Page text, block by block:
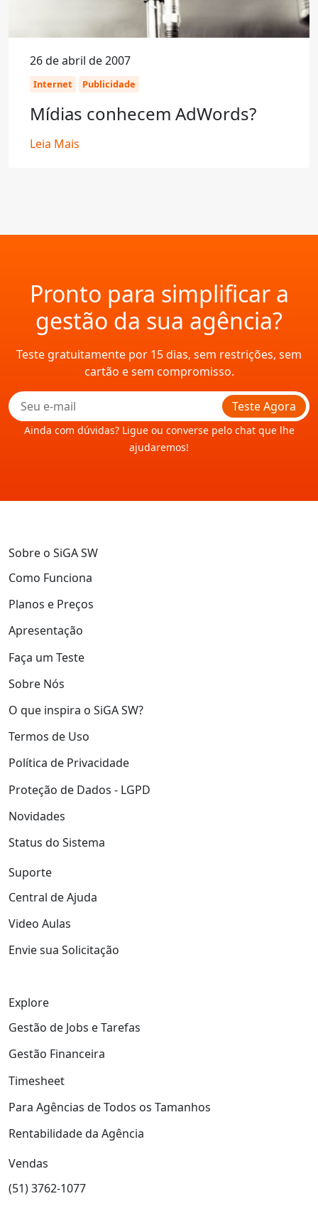
26 de abril de 2007
Internet Publicidade
Mídias conhecem AdWords?
Leia Mais
Pronto para simplificar a
gestão da sua agência?
Teste gratuitamente por 15 dias, sem restrições, sem
cartão e sem compromisso.
Teste Agora
Ainda com dúvidas? Ligue ou converse pelo chat que lhe
ajudaremos!
Sobre o SiGA SW
Como Funciona
Planos e Preços
Apresentação
Faça um Teste
Sobre Nós
O que inspira o SiGA SW?
Termos de Uso
Política de Privacidade
Proteção de Dados - LGPD
Novidades
Status do Sistema
Suporte
Central de Ajuda
Video Aulas
Envie sua Solicitação
Explore
Gestão de Jobs e Tarefas
Gestão Financeira
Timesheet
Para Agências de Todos os Tamanhos
Rentabilidade da Agência
Vendas
(51) 3762-1077